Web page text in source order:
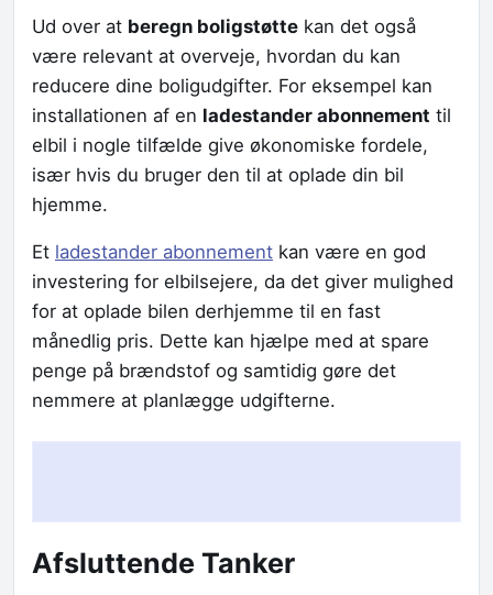
Ud over at beregn boligstøtte kan det også
være relevant at overveje, hvordan du kan
reducere dine boligudgifter. For eksempel kan
installationen af en ladestander abonnement til
elbil i nogle tilfælde give økonomiske fordele,
især hvis du bruger den til at oplade din bil
hjemme.
Et ladestander abonnement kan være en god
investering for elbilsejere, da det giver mulighed
for at oplade bilen derhjemme til en fast
månedlig pris. Dette kan hjælpe med at spare
penge på brændstof og samtidig gøre det
nemmere at planlægge udgifterne.
Afsluttende Tanker